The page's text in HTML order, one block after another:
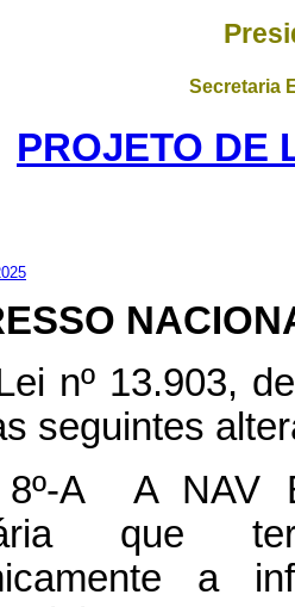
Secretaria
PROJETO DE
nº 13.903,
seguintes
8º-A A NAV
que
a